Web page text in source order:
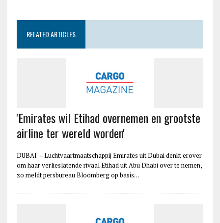
RELATED ARTICLES
'Emirates wil Etihad overnemen en grootste
airline ter wereld worden'
DUBAI – Luchtvaartmaatschappij Emirates uit Dubai denkt erover
om haar verlieslatende rivaal Etihad uit Abu Dhabi over te nemen,
zo meldt persbureau Bloomberg op basis…